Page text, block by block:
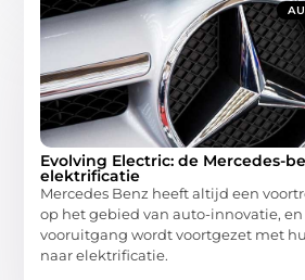
Evolving Electric: de Mercedes-
elektrificatie
Mercedes Benz heeft altijd een
op het gebied van auto-innovatie,
vooruitgang wordt voortgezet met
naar elektrificatie.